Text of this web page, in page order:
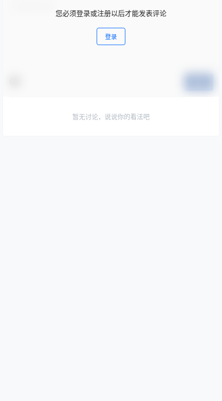
您必须登录或注册以后才能发表评论
登录
暂无讨论，说说你的看法吧